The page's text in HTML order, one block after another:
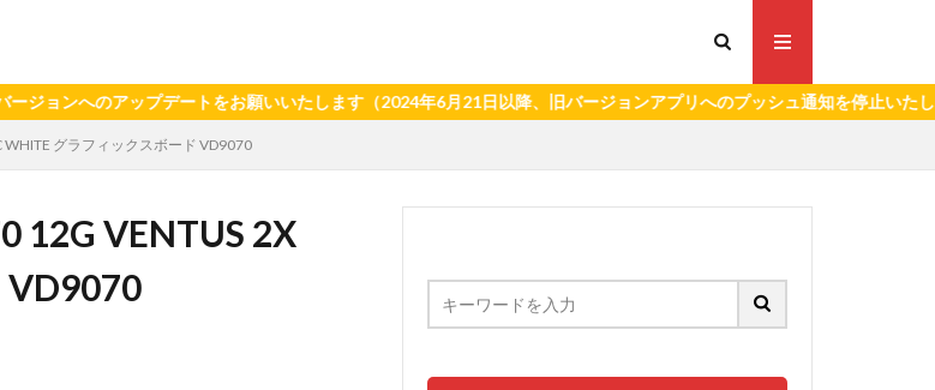
のアップデートをお願いいたします（2024年6月21日以降、旧バージョンアプリへのプッシュ通知を停止いたします。）
WHITE グラフィックスボード VD9070
12G VENTUS 2X